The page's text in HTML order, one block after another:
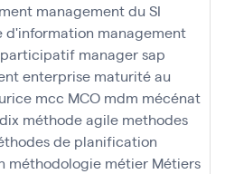
management du SI
d'information management
manager sap
enterprise maturité au
mcc MCO mdm mécénat
méthode agile methodes
de planification
méthodologie métier Métiers